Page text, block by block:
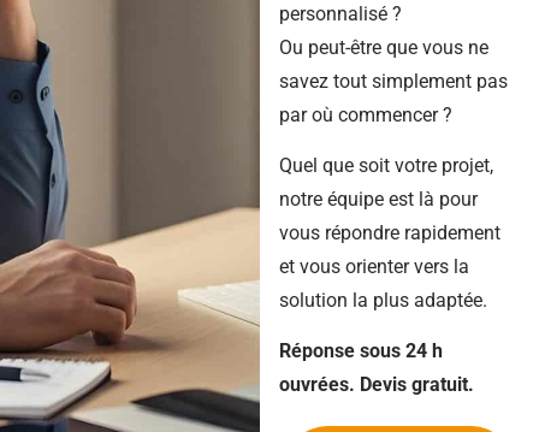
personnalisé ?
Ou peut-être que vous ne
savez tout simplement pas
par où commencer ?
Quel que soit votre projet,
notre équipe est là pour
vous répondre rapidement
et vous orienter vers la
solution la plus adaptée.
Réponse sous 24 h
ouvrées. Devis gratuit.